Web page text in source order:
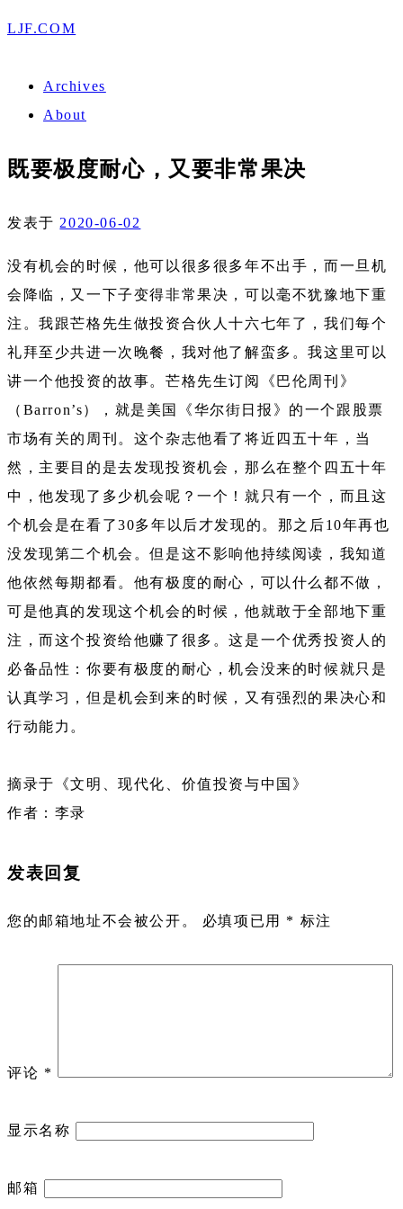
LJF.COM
Archives
About
既要极度耐心，又要非常果决
发表于 2020-06-02
没有机会的时候，他可以很多很多年不出手，而一旦机
会降临，又一下子变得非常果决，可以毫不犹豫地下重
注。我跟芒格先生做投资合伙人十六七年了，我们每个
礼拜至少共进一次晚餐，我对他了解蛮多。我这里可以
讲一个他投资的故事。芒格先生订阅《巴伦周刊》
（Barron’s），就是美国《华尔街日报》的一个跟股票
市场有关的周刊。这个杂志他看了将近四五十年，当
然，主要目的是去发现投资机会，那么在整个四五十年
中，他发现了多少机会呢？一个！就只有一个，而且这
个机会是在看了30多年以后才发现的。那之后10年再也
没发现第二个机会。但是这不影响他持续阅读，我知道
他依然每期都看。他有极度的耐心，可以什么都不做，
可是他真的发现这个机会的时候，他就敢于全部地下重
注，而这个投资给他赚了很多。这是一个优秀投资人的
必备品性：你要有极度的耐心，机会没来的时候就只是
认真学习，但是机会到来的时候，又有强烈的果决心和
行动能力。
摘录于《文明、现代化、价值投资与中国》
作者：李录
发表回复
您的邮箱地址不会被公开。 必填项已用 * 标注
评论 *
显示名称
邮箱